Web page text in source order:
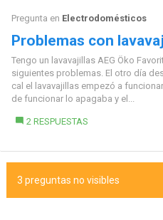
Pregunta en Electrodomésticos
Problemas con
Tengo un lavavajillas AEG Öko
siguientes problemas. El otro día
cal el lavavajillas empezó a
de funcionar lo apagaba y el...
2 RESPUESTAS
3 preguntas no visibles